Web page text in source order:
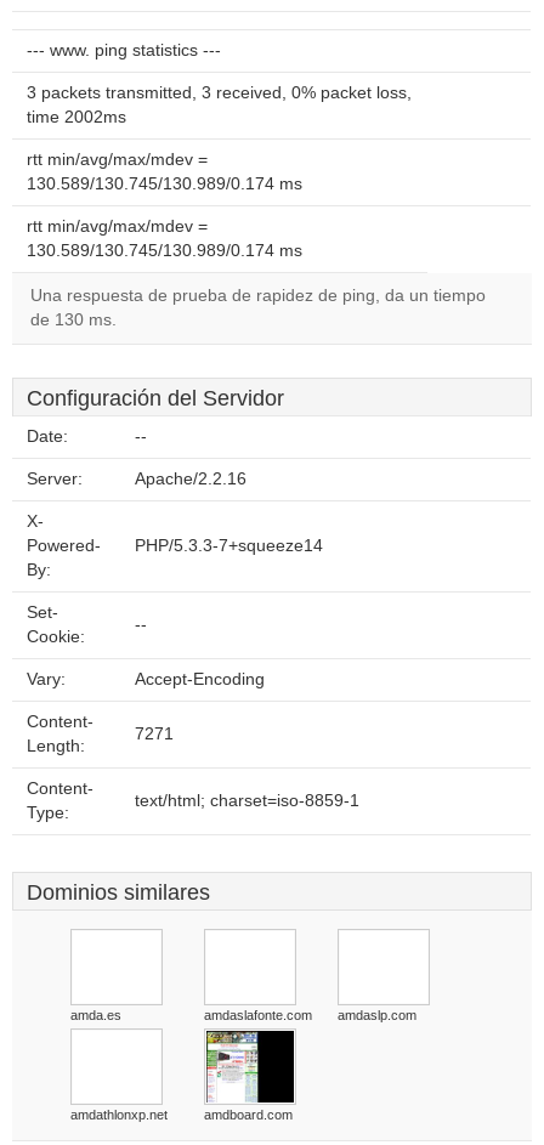
--- www. ping statistics ---
3 packets transmitted, 3 received, 0% packet loss,
time 2002ms
rtt min/avg/max/mdev =
130.589/130.745/130.989/0.174 ms
rtt min/avg/max/mdev =
130.589/130.745/130.989/0.174 ms
Una respuesta de prueba de rapidez de ping, da un tiempo
de 130 ms.
Configuración del Servidor
Date: --
Server: Apache/2.2.16
X-
Powered-
By:
PHP/5.3.3-7+squeeze14
Set-
Cookie:
--
Vary: Accept-Encoding
Content-
Length:
7271
Content-
Type:
text/html; charset=iso-8859-1
Dominios similares
amda.es amdaslafonte.com amdaslp.com
amdathlonxp.net amdboard.com